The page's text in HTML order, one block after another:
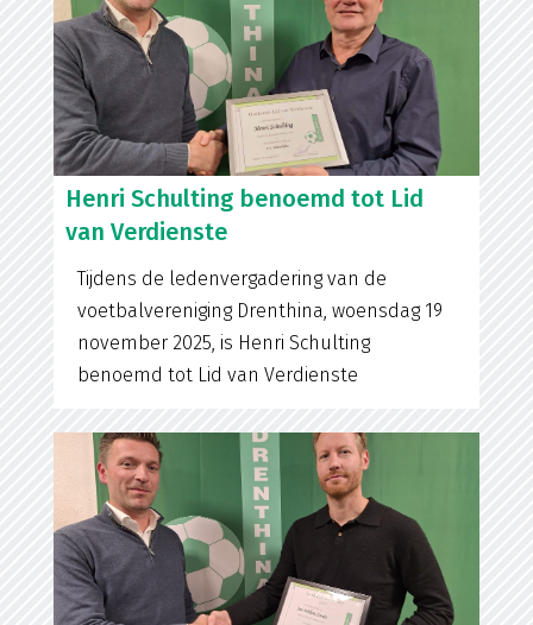
Henri Schulting benoemd tot Lid
van Verdienste
Tijdens de ledenvergadering van de
voetbalvereniging Drenthina, woensdag 19
november 2025, is Henri Schulting
benoemd tot Lid van Verdienste